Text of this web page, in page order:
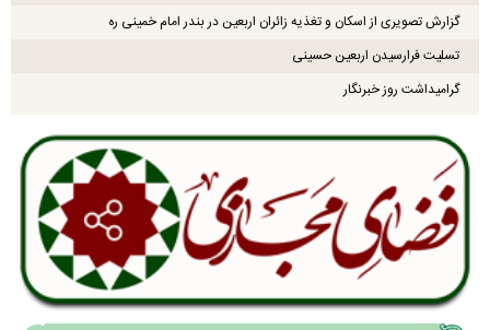
گزارش تصویری از اسکان و تغذیه زائران اربعین در بندر امام خمینی ره
تسلیت فرارسیدن اربعین حسینی
گرامیداشت روز خبرنگار